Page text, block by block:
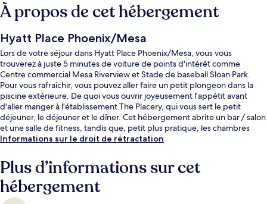
À propos de cet hébergement
Hyatt Place Phoenix/Mesa
Lors de votre séjour dans Hyatt Place Phoenix/Mesa, vous vous
trouverez à juste 5 minutes de voiture de points d'intérêt comme
Centre commercial Mesa Riverview et Stade de baseball Sloan Park.
Pour vous rafraîchir, vous pouvez aller faire un petit plongeon dans la
piscine extérieure. De quoi vous ouvrir joyeusement l'appétit avant
d'aller manger à l'établissement The Placery, qui vous sert le petit
déjeuner, le déjeuner et le dîner. Cet hébergement abrite un bar / salon
et une salle de fitness, tandis que, petit plus pratique, les chambres
bénéficient d'un canapé-lit et d'un réfrigérateur. Les autres voyageurs
Informations sur le droit de rétractation
Plus d’informations sur cet
hébergement